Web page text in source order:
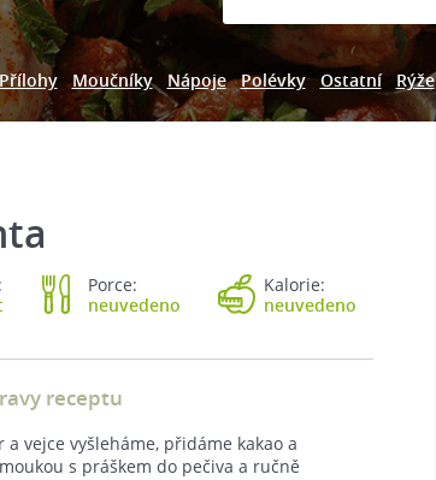
Přílohy Moučníky Nápoje Polévky Ostatní Rýže
Porce:
neuvedeno
Kalorie:
neuvedeno
receptu
a vejce vyšleháme, přidáme kakao a
s práškem do pečiva a ručně